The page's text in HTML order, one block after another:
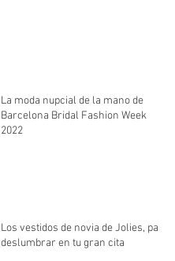
La moda nupcial de la mano de
Barcelona Bridal Fashion Week
2022
Los vestidos de novia de Jolies, para
deslumbrar en tu gran cita